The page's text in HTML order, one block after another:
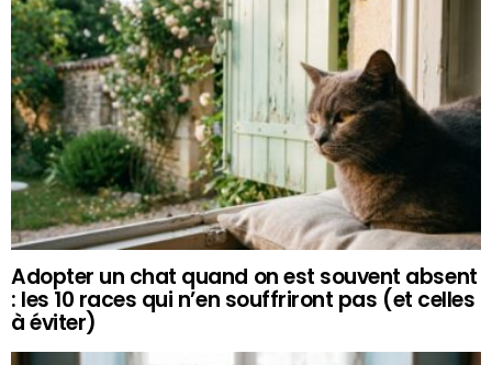
Adopter un chat quand on est souvent absent
: les 10 races qui n’en souffriront pas (et celles
à éviter)